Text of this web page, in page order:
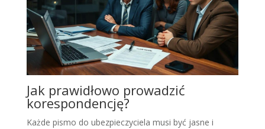
Jak prawidłowo prowadzić
korespondencję?
Każde pismo do ubezpieczyciela musi być jasne i